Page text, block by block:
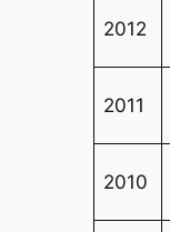
2012
2011
2010